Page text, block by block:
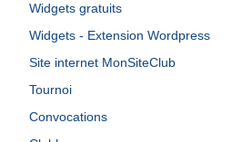
Widgets gratuits
Widgets - Extension Wordpress
Site internet MonSiteClub
Tournoi
Convocations